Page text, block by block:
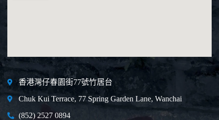
香港灣仔春園街77號竹居台
Chuk Kui Terrace, 77 Spring Garden Lane, Wanchai
(852) 2527 0894